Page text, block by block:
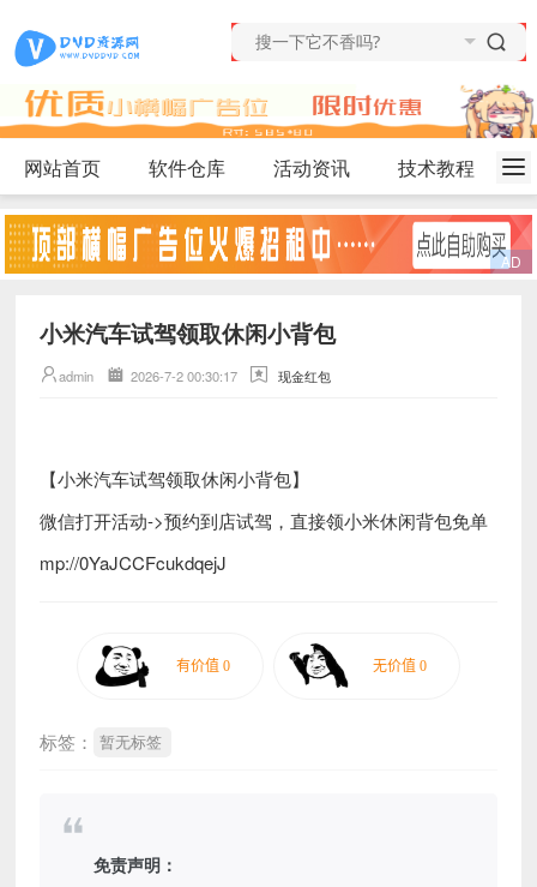
网站首页 软件仓库 活动资讯 技术教程
小米汽车试驾领取休闲小背包
admin 2026-7-2 00:30:17 现金红包
【小米汽车试驾领取休闲小背包】
微信打开活动->预约到店试驾，直接领小米休闲背包免单
mp://0YaJCCFcukdqejJ
标签： 暂无标签
免责声明：